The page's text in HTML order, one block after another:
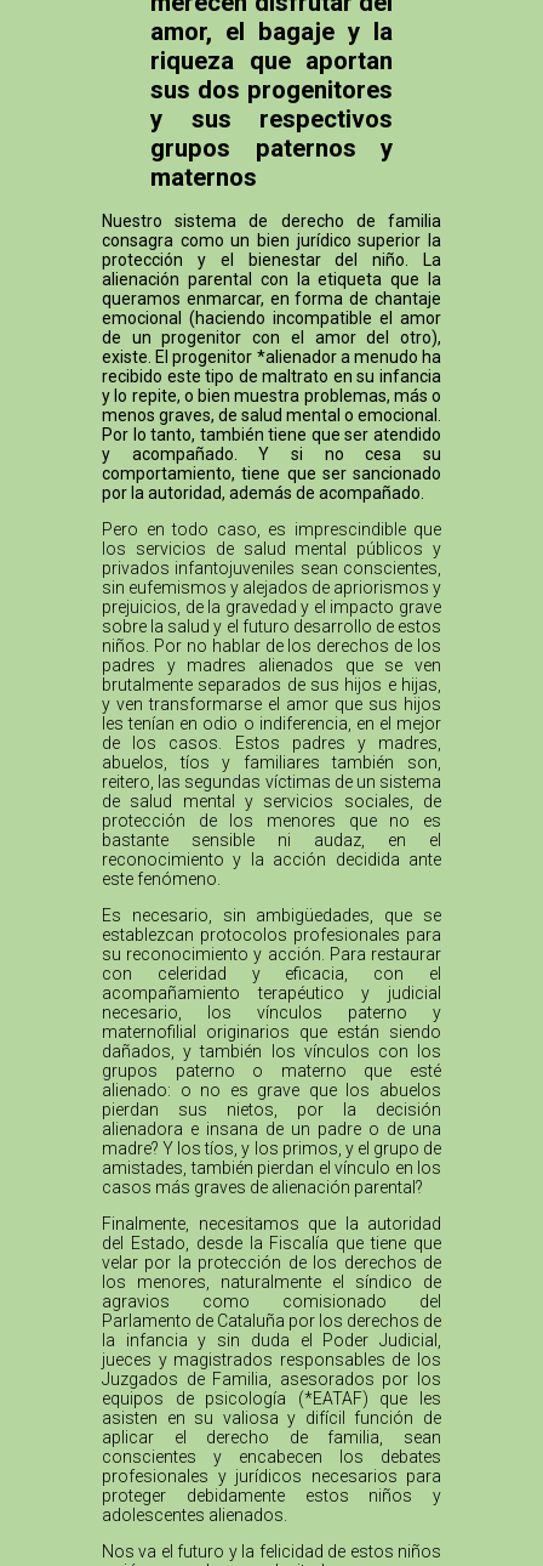
amor, el bagaje y la
riqueza que aportan
sus dos progenitores
y sus respectivos
grupos paternos y
maternos
Nuestro sistema de derecho de familia
consagra como un bien jurídico superior la
protección y el bienestar del niño. La
alienación parental con la etiqueta que la
queramos enmarcar, en forma de chantaje
emocional (haciendo incompatible el amor
de un progenitor con el amor del otro),
existe. El progenitor *alienador a menudo ha
recibido este tipo de maltrato en su infancia
y lo repite, o bien muestra problemas, más o
menos graves, de salud mental o emocional.
Por lo tanto, también tiene que ser atendido
y acompañado. Y si no cesa su
comportamiento, tiene que ser sancionado
por la autoridad, además de acompañado.
Pero en todo caso, es imprescindible que
los servicios de salud mental públicos y
privados infantojuveniles sean conscientes,
sin eufemismos y alejados de apriorismos y
prejuicios, de la gravedad y el impacto grave
sobre la salud y el futuro desarrollo de estos
niños. Por no hablar de los derechos de los
padres y madres alienados que se ven
brutalmente separados de sus hijos e hijas,
y ven transformarse el amor que sus hijos
les tenían en odio o indiferencia, en el mejor
de los casos. Estos padres y madres,
abuelos, tíos y familiares también son,
reitero, las segundas víctimas de un sistema
de salud mental y servicios sociales, de
protección de los menores que no es
bastante sensible ni audaz, en el
reconocimiento y la acción decidida ante
este fenómeno.
Es necesario, sin ambigüedades, que se
establezcan protocolos profesionales para
su reconocimiento y acción. Para restaurar
con celeridad y eficacia, con el
acompañamiento terapéutico y judicial
necesario, los vínculos paterno y
maternofilial originarios que están siendo
dañados, y también los vínculos con los
grupos paterno o materno que esté
alienado: o no es grave que los abuelos
pierdan sus nietos, por la decisión
alienadora e insana de un padre o de una
madre? Y los tíos, y los primos, y el grupo de
amistades, también pierdan el vínculo en los
casos más graves de alienación parental?
Finalmente, necesitamos que la autoridad
del Estado, desde la Fiscalía que tiene que
velar por la protección de los derechos de
los menores, naturalmente el síndico de
agravios como comisionado del
Parlamento de Cataluña por los derechos de
la infancia y sin duda el Poder Judicial,
jueces y magistrados responsables de los
Juzgados de Familia, asesorados por los
equipos de psicología (*EATAF) que les
asisten en su valiosa y difícil función de
aplicar el derecho de familia, sean
conscientes y encabecen los debates
profesionales y jurídicos necesarios para
proteger debidamente estos niños y
adolescentes alienados.
Nos va el futuro y la felicidad de estos niños